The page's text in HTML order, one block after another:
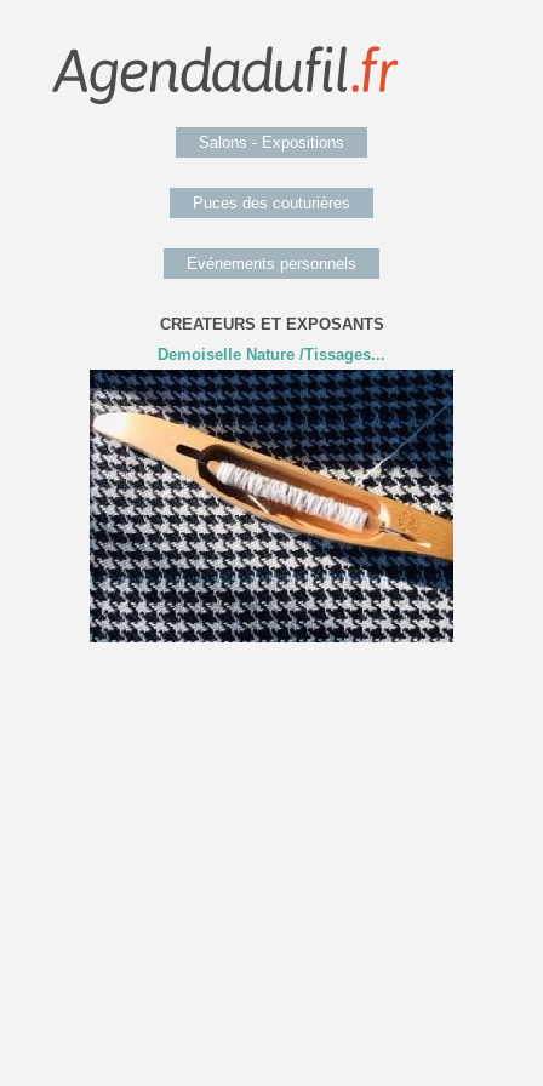
Salons - Expositions
Puces des couturières
Evénements personnels
CREATEURS ET EXPOSANTS
Demoiselle Nature /Tissages...